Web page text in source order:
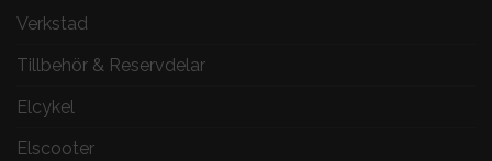
Verkstad
Tillbehör & Reservdelar
Elcykel
Elscooter